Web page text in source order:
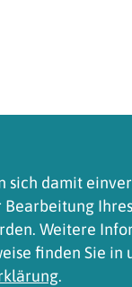
sich damit
Weitere
finden Sie in
.